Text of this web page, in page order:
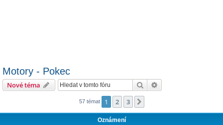
Motory - Pokec
Nové téma Hledat
57 témat 1 2 3
Oznámení